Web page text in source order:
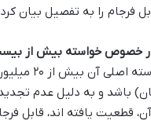
فرجام را به تفصیل بیان
خصوص خواسته بیش از
احکامی که
باشد و به دلیل عدم
قطعیت یافته اند، قابل